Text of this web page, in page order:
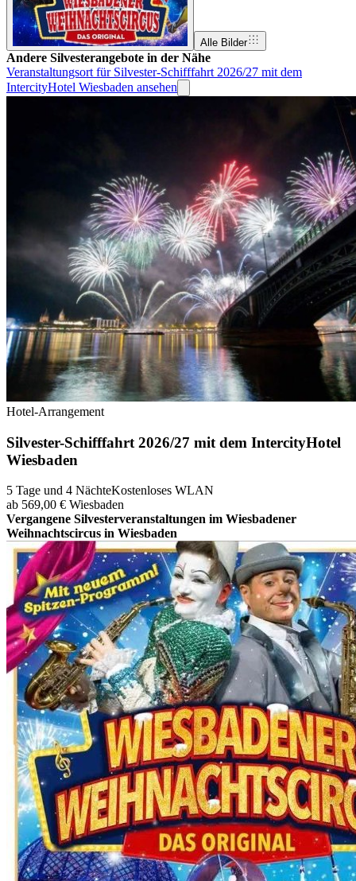
Alle Bilder
Andere Silvesterangebote in der Nähe
Veranstaltungsort für Silvester-Schifffahrt 2026/27 mit dem
IntercityHotel Wiesbaden ansehen
Hotel-Arrangement
Silvester-Schifffahrt 2026/27 mit dem IntercityHotel
Wiesbaden
5 Tage und 4 NächteKostenloses WLAN
ab 569,00 € Wiesbaden
Vergangene Silvesterveranstaltungen im Wiesbadener
Weihnachtscircus in Wiesbaden